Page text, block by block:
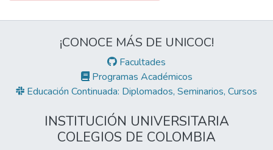
¡CONOCE MÁS DE UNICOC!
Facultades
Programas Académicos
Educación Continuada: Diplomados, Seminarios, Cursos
INSTITUCIÓN UNIVERSITARIA
COLEGIOS DE COLOMBIA